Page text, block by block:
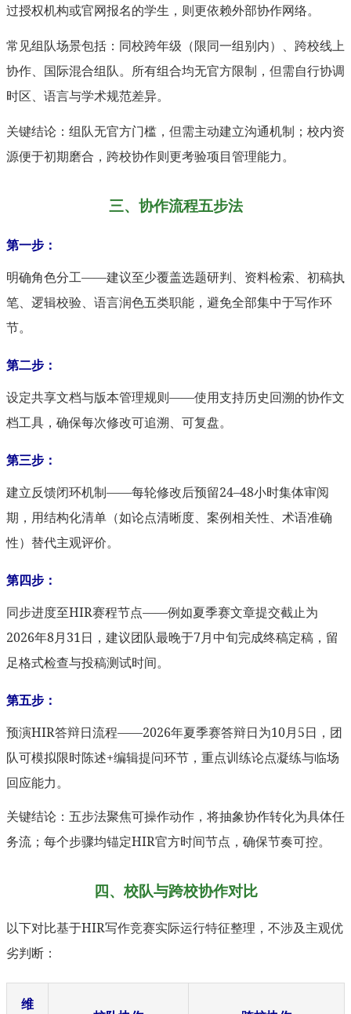
过授权机构或官网报名的学生，则更依赖外部协作网络。
常见组队场景包括：同校跨年级（限同一组别内）、跨校线上
协作、国际混合组队。所有组合均无官方限制，但需自行协调
时区、语言与学术规范差异。
关键结论：组队无官方门槛，但需主动建立沟通机制；校内资
源便于初期磨合，跨校协作则更考验项目管理能力。
三、协作流程五步法
第一步：
明确角色分工——建议至少覆盖选题研判、资料检索、初稿执
笔、逻辑校验、语言润色五类职能，避免全部集中于写作环
节。
第二步：
设定共享文档与版本管理规则——使用支持历史回溯的协作文
档工具，确保每次修改可追溯、可复盘。
第三步：
建立反馈闭环机制——每轮修改后预留24–48小时集体审阅
期，用结构化清单（如论点清晰度、案例相关性、术语准确
性）替代主观评价。
第四步：
同步进度至HIR赛程节点——例如夏季赛文章提交截止为
2026年8月31日，建议团队最晚于7月中旬完成终稿定稿，留
足格式检查与投稿测试时间。
第五步：
预演HIR答辩日流程——2026年夏季赛答辩日为10月5日，团
队可模拟限时陈述+编辑提问环节，重点训练论点凝练与临场
回应能力。
关键结论：五步法聚焦可操作动作，将抽象协作转化为具体任
务流；每个步骤均锚定HIR官方时间节点，确保节奏可控。
四、校队与跨校协作对比
以下对比基于HIR写作竞赛实际运行特征整理，不涉及主观优
劣判断：
维